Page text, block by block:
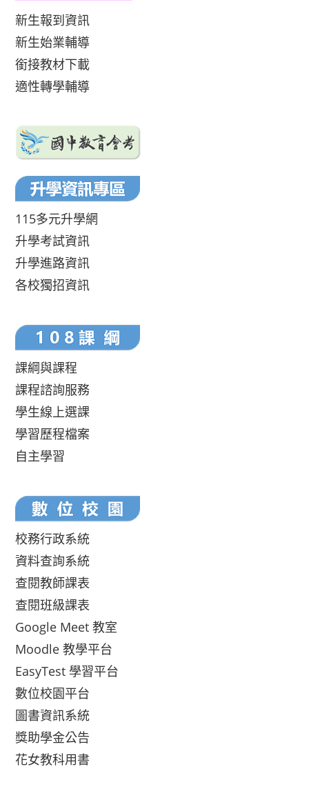
新生報到資訊
新生始業輔導
銜接教材下載
適性轉學輔導
115多元升學網
升學考試資訊
升學進路資訊
各校獨招資訊
課綱與課程
課程諮詢服務
學生線上選課
學習歷程檔案
自主學習
校務行政系統
資料查詢系統
查閱教師課表
查閱班級課表
Google Meet 教室
Moodle 教學平台
EasyTest 學習平台
數位校園平台
圖書資訊系統
獎助學金公告
花女教科用書